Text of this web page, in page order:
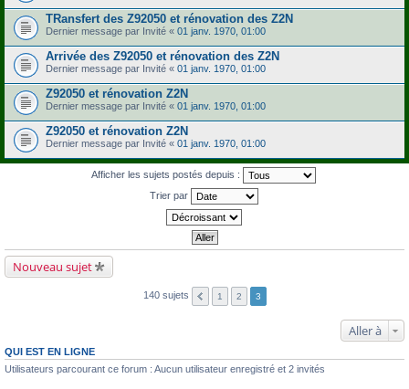
TRansfert des Z92050 et rénovation des Z2N
Dernier message par Invité « 01 janv. 1970, 01:00
Arrivée des Z92050 et rénovation des Z2N
Dernier message par Invité « 01 janv. 1970, 01:00
Z92050 et rénovation Z2N
Dernier message par Invité « 01 janv. 1970, 01:00
Z92050 et rénovation Z2N
Dernier message par Invité « 01 janv. 1970, 01:00
Afficher les sujets postés depuis :
Trier par
Nouveau sujet
140 sujets 1 2 3
Aller à
QUI EST EN LIGNE
Utilisateurs parcourant ce forum : Aucun utilisateur enregistré et 2 invités